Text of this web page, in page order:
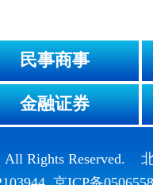
民事商事
金融证券
Rights Reserved.